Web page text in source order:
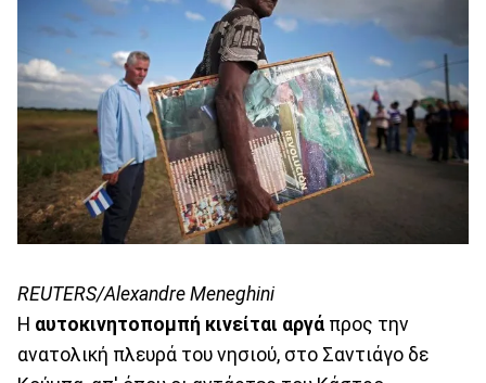
REUTERS/Alexandre Meneghini
Η αυτοκινητοπομπή κινείται αργά προς την
ανατολική πλευρά του νησιού, στο Σαντιάγο δε